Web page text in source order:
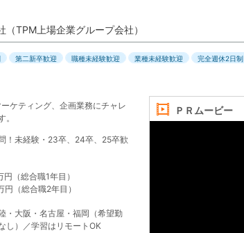
TPM上場企業グループ会社）
第二新卒歓迎 職種未経験歓迎 業種未経験歓迎 完全週休2日制
ＰＲムービー
ケティング、企画業務にチャレ
。
！未経験・23卒、24卒、25卒歓
（総合職1年目）
（総合職2年目）
・大阪・名古屋・福岡（希望勤
し）／学習はリモートOK